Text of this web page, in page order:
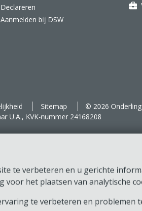
te verbeteren en u gerichte
het plaatsen van analytische
te verbeteren en problemen
Declareren
Aanmelden bij DSW
Sitemap
© 2026
U.A., KVK-nummer 24168208